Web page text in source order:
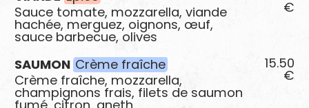
Sauce tomate, mozzarella, viande
hachée, merguez, oignons, œuf,
sauce barbecue, olives
€
SAUMON Crème fraîche
Crème fraîche, mozzarella,
champignons frais, filets de saumon
15.50
€